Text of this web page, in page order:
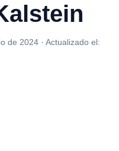
de 2024 · Actualizado el: